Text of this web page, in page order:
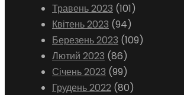
Травень 2023 (101)
Квітень 2023 (94)
Березень 2023 (109)
Лютий 2023 (86)
Січень 2023 (99)
Грудень 2022 (80)